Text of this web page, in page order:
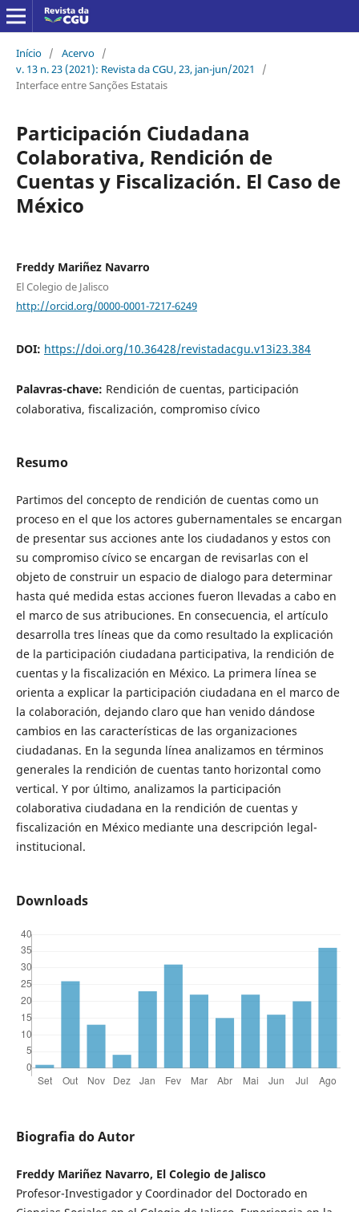
Início / Acervo /
v. 13 n. 23 (2021): Revista da CGU, 23, jan-jun/2021
/
Interface entre Sanções Estatais
Participación Ciudadana
Colaborativa, Rendición de
Cuentas y Fiscalización. El Caso de
México
Freddy Mariñez Navarro
El Colegio de Jalisco
http://orcid.org/0000-0001-7217-6249
DOI: https://doi.org/10.36428/revistadacgu.v13i23.384
Palavras-chave: Rendición de cuentas, participación
colaborativa, fiscalización, compromiso cívico
Resumo
Partimos del concepto de rendición de cuentas como un
proceso en el que los actores gubernamentales se encargan
de presentar sus acciones ante los ciudadanos y estos con
su compromiso cívico se encargan de revisarlas con el
objeto de construir un espacio de dialogo para determinar
hasta qué medida estas acciones fueron llevadas a cabo en
el marco de sus atribuciones. En consecuencia, el artículo
desarrolla tres líneas que da como resultado la explicación
de la participación ciudadana participativa, la rendición de
cuentas y la fiscalización en México. La primera línea se
orienta a explicar la participación ciudadana en el marco de
la colaboración, dejando claro que han venido dándose
cambios en las características de las organizaciones
ciudadanas. En la segunda línea analizamos en términos
generales la rendición de cuentas tanto horizontal como
vertical. Y por último, analizamos la participación
colaborativa ciudadana en la rendición de cuentas y
fiscalización en México mediante una descripción legal-
institucional.
Downloads
Biografia do Autor
Freddy Mariñez Navarro, El Colegio de Jalisco
Profesor-Investigador y Coordinador del Doctorado en